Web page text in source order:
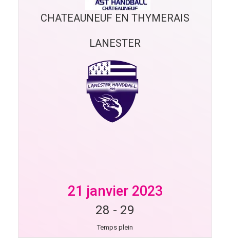
CHATEAUNEUF EN THYMERAIS
LANESTER
21 janvier 2023
28 - 29
Temps plein